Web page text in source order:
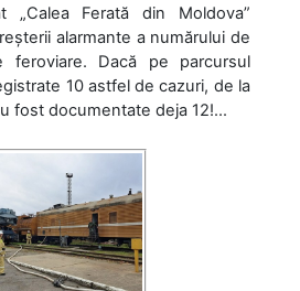
„Calea Ferată din Moldova”
alarmante a numărului de
feroviare. Dacă pe parcursul
10 astfel de cazuri, de la
fost documentate deja 12!...